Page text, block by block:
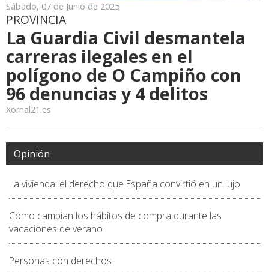
Sábado, 07 de Junio de 2025
PROVINCIA
La Guardia Civil desmantela
carreras ilegales en el
polígono de O Campiño con
96 denuncias y 4 delitos
Xornal21.es
Opinión
La vivienda: el derecho que España convirtió en un lujo
Cómo cambian los hábitos de compra durante las
vacaciones de verano
Personas con derechos